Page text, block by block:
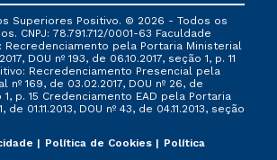
e outros programas governamentais, e
com nenhuma outra campanha
Superiores Positivo. © 2026 - Todos os
CNPJ: 78.791.712/0001-63 Faculdade
Recredenciamento pela Portaria Ministerial
DOU nº 193, de 06.10.2017, seção 1, p. 11
Recredenciamento Presencial ​pela
nº 169, de 03.02.2017, DOU nº 26, de
1, p. 15 Credenciamento EAD pela Portaria
de 01.11.2013, DOU nº 43, de 04.11.2013, seção
Política de Cookies
Política